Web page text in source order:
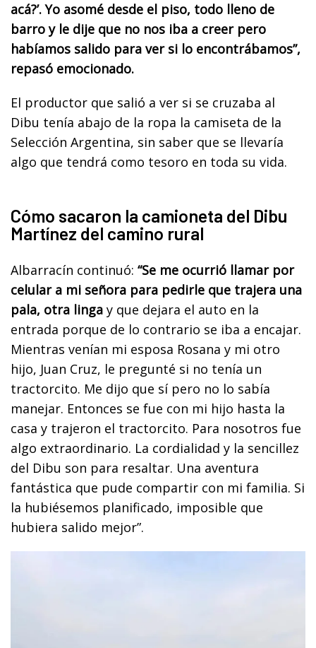
acá?’. Yo asomé desde el piso, todo lleno de
barro y le dije que no nos iba a creer pero
habíamos salido para ver si lo encontrábamos”,
repasó emocionado.
El productor que salió a ver si se cruzaba al
Dibu tenía abajo de la ropa la camiseta de la
Selección Argentina, sin saber que se llevaría
algo que tendrá como tesoro en toda su vida.
Cómo sacaron la camioneta del Dibu
Martínez del camino rural
Albarracín continuó: “Se me ocurrió llamar por
celular a mi señora para pedirle que trajera una
pala, otra linga y que dejara el auto en la
entrada porque de lo contrario se iba a encajar.
Mientras venían mi esposa Rosana y mi otro
hijo, Juan Cruz, le pregunté si no tenía un
tractorcito. Me dijo que sí pero no lo sabía
manejar. Entonces se fue con mi hijo hasta la
casa y trajeron el tractorcito. Para nosotros fue
algo extraordinario. La cordialidad y la sencillez
del Dibu son para resaltar. Una aventura
fantástica que pude compartir con mi familia. Si
la hubiésemos planificado, imposible que
hubiera salido mejor”.